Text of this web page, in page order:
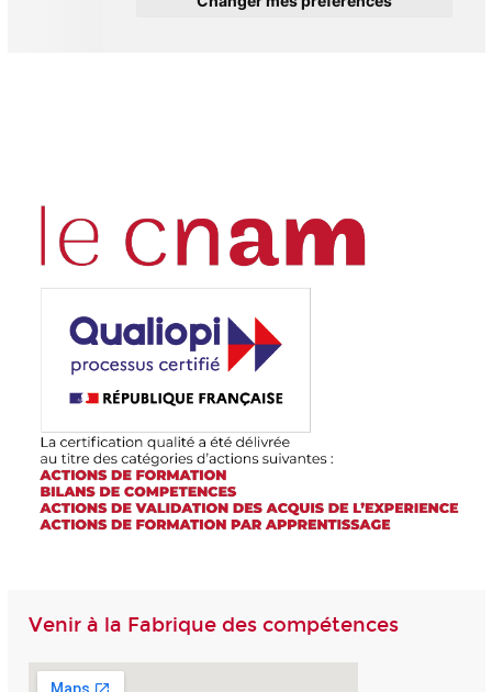
Venir à la Fabrique des compétences